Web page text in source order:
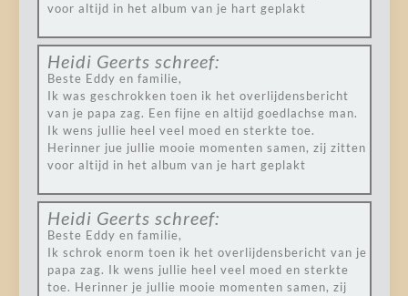
voor altijd in het album van je hart geplakt
Heidi Geerts schreef:
Beste Eddy en familie,
Ik was geschrokken toen ik het overlijdensbericht
van je papa zag. Een fijne en altijd goedlachse man.
Ik wens jullie heel veel moed en sterkte toe.
Herinner jue jullie mooie momenten samen, zij zitten
voor altijd in het album van je hart geplakt
Heidi Geerts schreef:
Beste Eddy en familie,
Ik schrok enorm toen ik het overlijdensbericht van je
papa zag. Ik wens jullie heel veel moed en sterkte
toe. Herinner je jullie mooie momenten samen, zij